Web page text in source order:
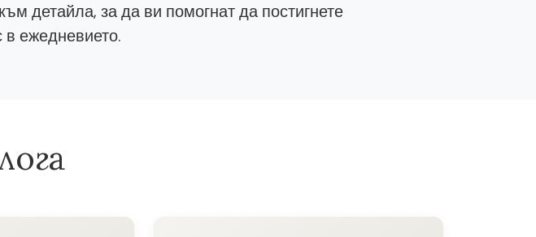
детайла, за да ви помогнат да постигнете
ежедневието.